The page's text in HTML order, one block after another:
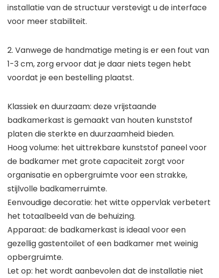
installatie van de structuur verstevigt u de interface
voor meer stabiliteit.
2. Vanwege de handmatige meting is er een fout van
1-3 cm, zorg ervoor dat je daar niets tegen hebt
voordat je een bestelling plaatst.
Klassiek en duurzaam: deze vrijstaande
badkamerkast is gemaakt van houten kunststof
platen die sterkte en duurzaamheid bieden.
Hoog volume: het uittrekbare kunststof paneel voor
de badkamer met grote capaciteit zorgt voor
organisatie en opbergruimte voor een strakke,
stijlvolle badkamerruimte.
Eenvoudige decoratie: het witte oppervlak verbetert
het totaalbeeld van de behuizing.
Apparaat: de badkamerkast is ideaal voor een
gezellig gastentoilet of een badkamer met weinig
opbergruimte.
Let op: het wordt aanbevolen dat de installatie niet